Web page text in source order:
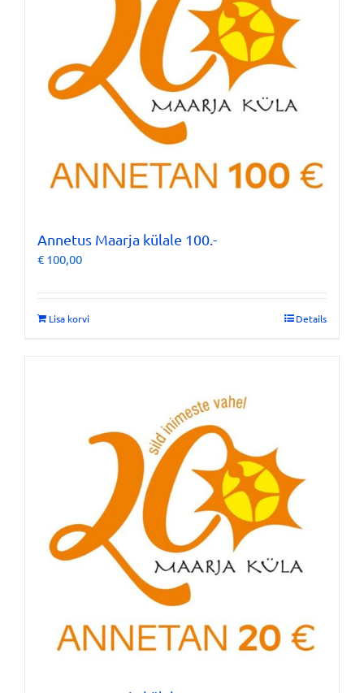
Annetus Maarja külale 100.-
€ 100,00
Lisa korvi Details